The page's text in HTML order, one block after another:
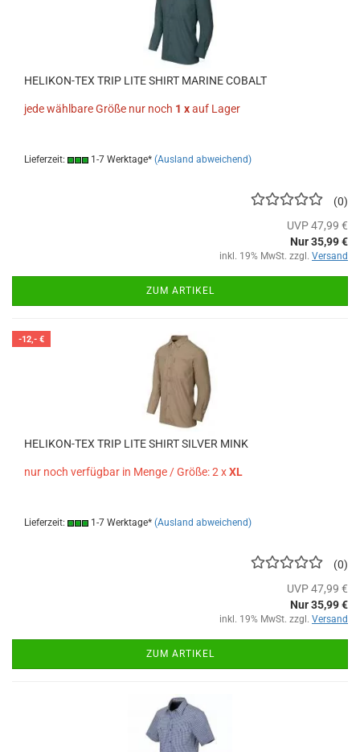
HELIKON-TEX TRIP LITE SHIRT MARINE COBALT
jede wählbare Größe nur noch 1 xauf Lager
Lieferzeit: 1-7 Werktage* (Ausland abweichend)
0
UVP 47,99 €
Nur 35,99 €
inkl. 19% MwSt. zzgl. Versand
ZUM ARTIKEL
-12,- €
HELIKON-TEX TRIP LITE SHIRT SILVER MINK
nur noch verfügbar in Menge / Größe: 2 xXL
Lieferzeit: 1-7 Werktage* (Ausland abweichend)
0
UVP 47,99 €
Nur 35,99 €
inkl. 19% MwSt. zzgl. Versand
ZUM ARTIKEL